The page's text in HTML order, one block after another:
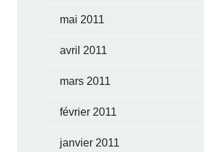
mai 2011
avril 2011
mars 2011
février 2011
janvier 2011